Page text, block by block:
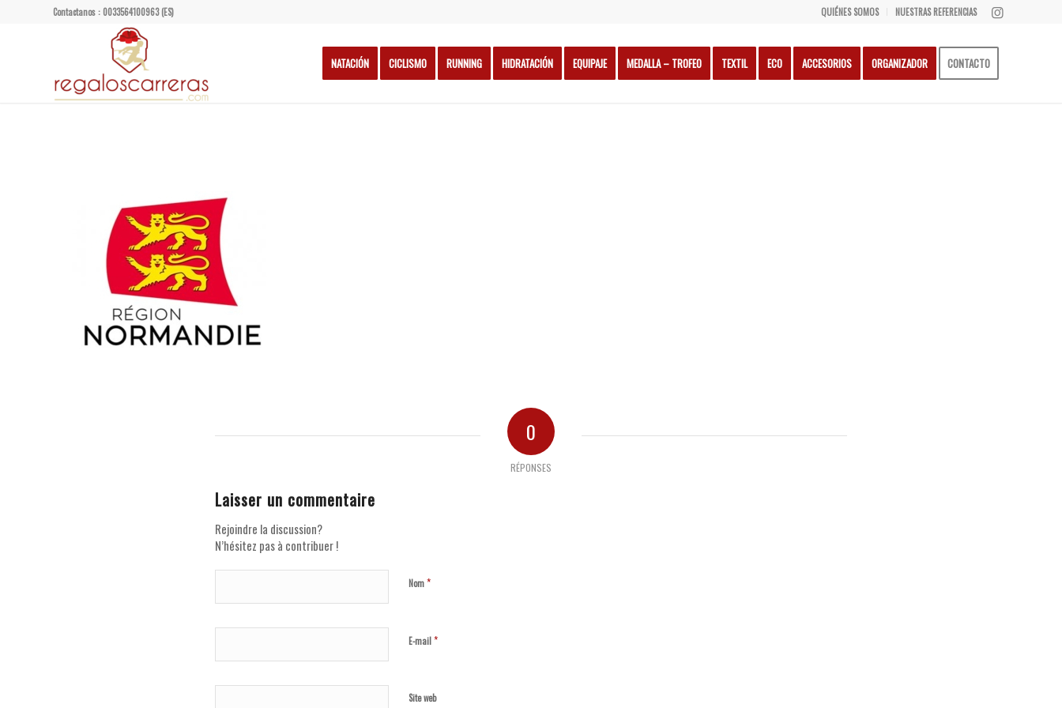
QUIÉNES SOMOS NUESTRAS REFERENCIAS
Contactanos : 0033564100963 (ES)
NATACIÓN CICLISMO RUNNING HIDRATACIÓN EQUIPAJE MEDALLA – TROFEO TEXTIL ECO ACCESORIOS ORGANIZADOR CONTACTO
0
RÉPONSES
Laisser un commentaire
Rejoindre la discussion?
N’hésitez pas à contribuer !
Nom*
E-mail*
Site web